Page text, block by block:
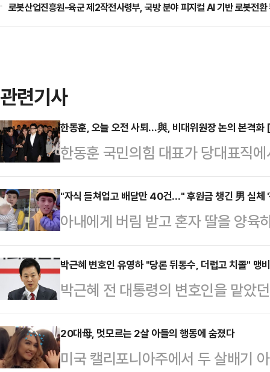
로봇산업진흥원-육군 제2작전사령부, 국방 분야 피지컬 AI 기반 로봇전환
관련기사
한동훈, 오늘 오전 사퇴…與, 비대위원장 논의 본격화
한동훈 국민의힘 대표가 당대표직
가결 이후 여당 내에서 거세진 사퇴
와해되는 것이다. 국민의힘은 벌써
화되는 분위기다.한동훈 대표는
열어 당대표 사퇴 의사를 밝힌다.
"직무를 수행하겠다"며 당대표직
분류되는 장동혁·진종오 의원을 포
표명하면서 …
"자식 들쳐업고 배달만 40건…" 후원금 챙긴 男 실체
아내에게 버림 받고 혼자 딸을 양육
언서가 적발됐다.13일 사우스차이
셜미디어 더우인에서 40만 팔로워
'첸이'를 키우는 배달원이라고 소개
유 씨는 "아내가 나와 딸을 버리고
300위안(약 6만원)을 벌어 딸에게
대부분의 영상에 '제 딸은 어머니가
박근혜 변호인 유영하 "당론 뒤통수, 더럽고 치졸" 맹
박근혜 전 대통령의 변호인을 맡았
대통령 탄핵소추안이 국회에서 가
향해 "구질구질하게 국회의원직을
의원은 이날 페이스북에 "우아한
20대母, 멋모르는 2살 아들의 행동에 숨졌다
미국 캘리포니아주에서 두 살배기